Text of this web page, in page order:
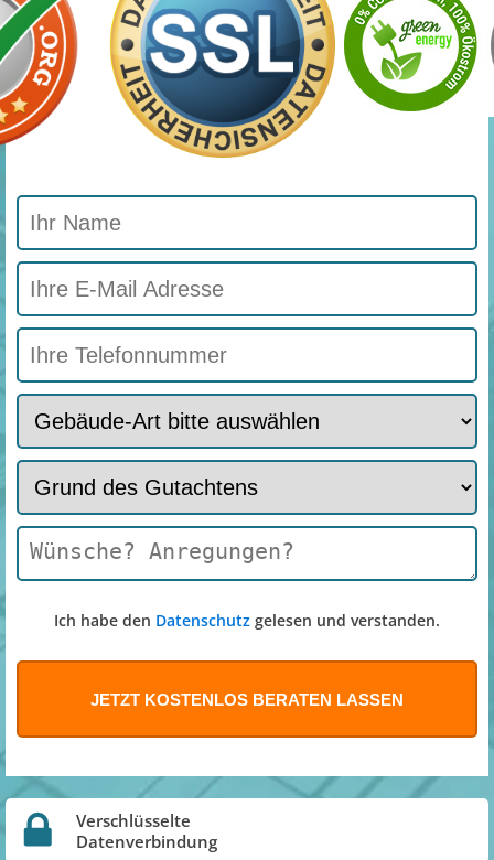
Ich habe den Datenschutz gelesen und verstanden.
Verschlüsselte
Datenverbindung